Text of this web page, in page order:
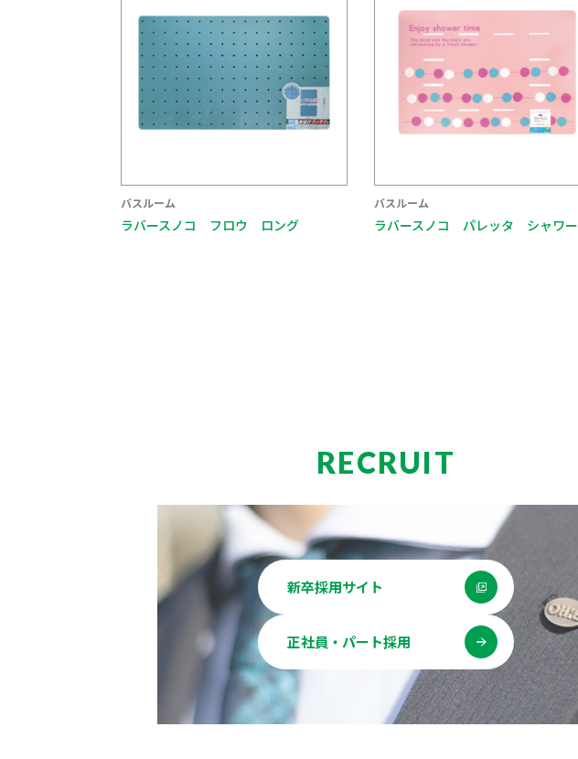
バスルーム
ラバースノコ フロウ ロング
バスルーム
ラバースノコ パレッタ シャワー
RECRUIT
新卒採用サイト
正社員・パート採用